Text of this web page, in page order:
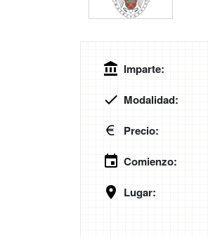
Imparte:
Modalidad:
Precio:
Comienzo:
Lugar: